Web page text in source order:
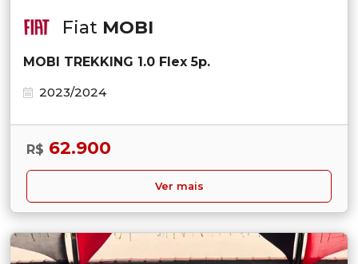
Fiat MOBI
MOBI TREKKING 1.0 Flex 5p.
2023/2024
R$ 62.900
Ver mais